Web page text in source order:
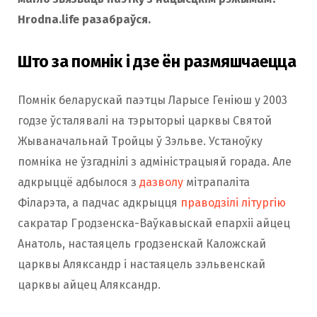
Hrodna.life разабраўся.
Што за помнік і дзе ён размяшчаецца
Помнік беларускай паэтцы Ларысе Геніюш у 2003
годзе ўсталявалі на тэрыторыі царквы Святой
Жываначальнай Тройцы ў Зэльве. Устаноўку
помніка не ўзгаднілі з адміністрацыяй горада. Але
адкрыццё адбылося з дазволу мітрапаліта
Філарэта, а падчас адкрыцця праводзілі літургію
сакратар Гродзенска-Ваўкавыскай епархіі айцец
Анатоль, настаяцель гродзенскай Каложскай
царквы Аляксандр і настаяцель зэльвенскай
царквы айцец Аляксандр.